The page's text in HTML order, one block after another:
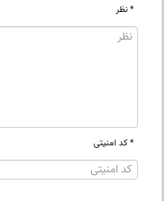
* نظر
* کد امنیتی